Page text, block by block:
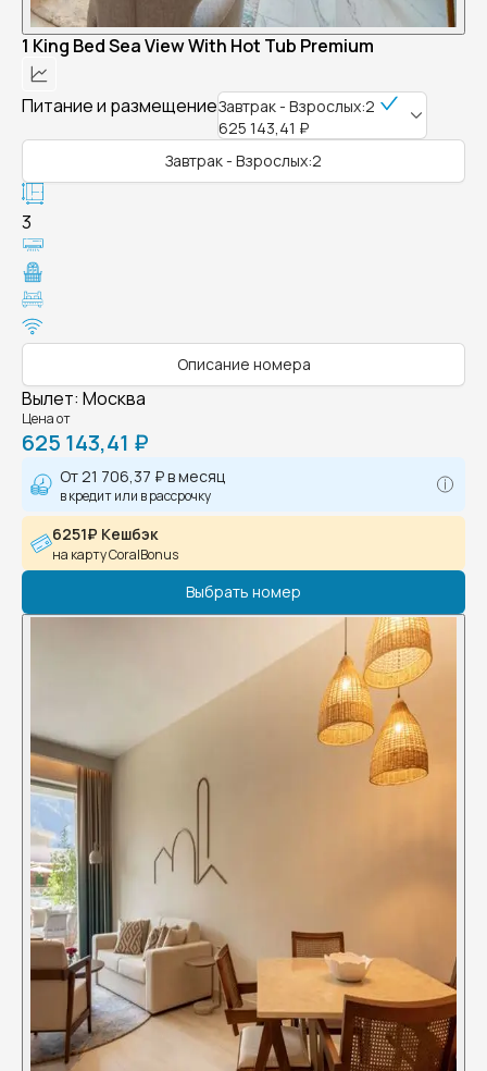
1 King Bed Sea View With Hot Tub Premium
Питание и размещениеЗавтрак - Взрослых:2
625 143,41 ₽
Завтрак - Взрослых:2
3
Описание номера
Вылет: Москва
Цена от
625 143,41 ₽
От 21 706,37 ₽в месяц
в кредит или в рассрочку
6251₽ Кешбэк
на карту CoralBonus
Выбрать номер